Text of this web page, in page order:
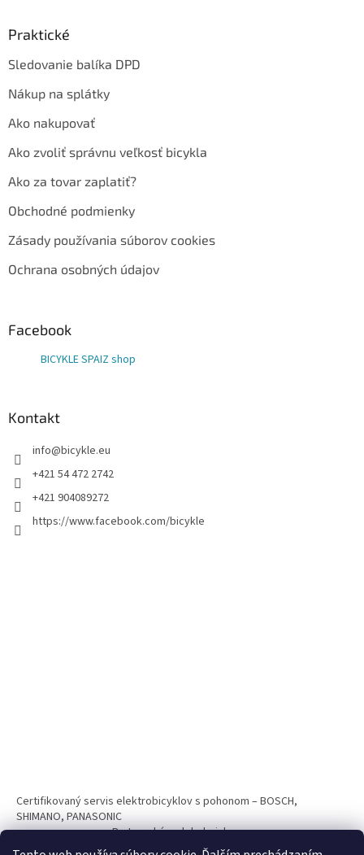
Praktické
Sledovanie balíka DPD
Nákup na splátky
Ako nakupovať
Ako zvoliť správnu veľkosť bicykla
Ako za tovar zaplatiť?
Obchodné podmienky
Zásady používania súborov cookies
Ochrana osobných údajov
Facebook
BICYKLE SPAIZ shop
Kontakt
info@bicykle.eu
+421 54 472 2742
+421 904089272
https://www.facebook.com/bicykle
Certifikovaný servis elektrobicyklov s pohonom – BOSCH,
SHIMANO, PANASONIC
Partnerský web hokejshop.eu